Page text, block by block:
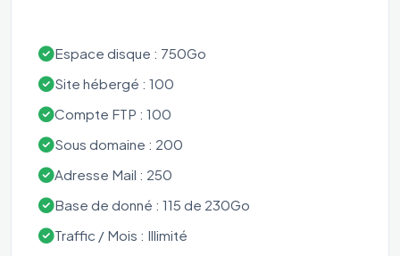
Espace disque : 750Go
Site hébergé : 100
Compte FTP : 100
Sous domaine : 200
Adresse Mail : 250
Base de donné : 115 de 230Go
Traffic / Mois : Illimité